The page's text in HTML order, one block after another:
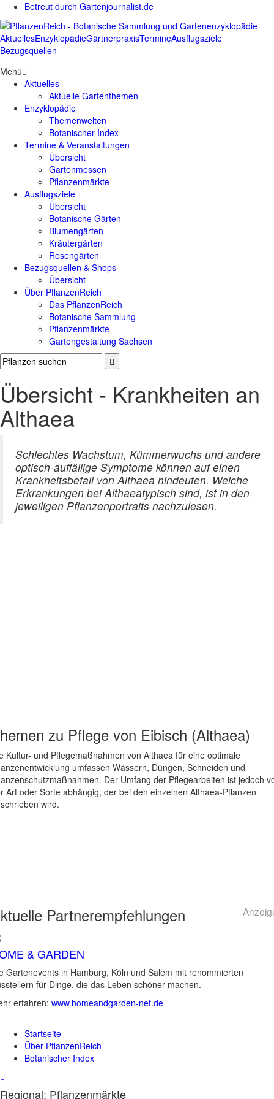
Betreut durch Gartenjournalist.de
AktuellesEnzyklopädieGärtnerpraxisTermineAusflugsziele
Bezugsquellen
Menü
Aktuelles
Aktuelle Gartenthemen
Enzyklopädie
Themenwelten
Botanischer Index
Termine & Veranstaltungen
Übersicht
Gartenmessen
Pflanzenmärkte
Ausflugsziele
Übersicht
Botanische Gärten
Blumengärten
Kräutergärten
Rosengärten
Bezugsquellen & Shops
Übersicht
Über PflanzenReich
Das PflanzenReich
Botanische Sammlung
Pflanzenmärkte
Gartengestaltung Sachsen
Übersicht - Krankheiten an
Althaea
Schlechtes Wachstum, Kümmerwuchs und andere
optisch-auffällige Symptome können auf einen
Krankheitsbefall von Althaea hindeuten. Welche
Erkrankungen bei Althaeatypisch sind, ist in den
jeweiligen Pflanzenportraits nachzulesen.
zu Pflege von Eibisch (Althaea)
Kultur- und Pflegemaßnahmen von Althaea für eine optimale
umfassen Wässern, Düngen, Schneiden und
Der Umfang der Pflegearbeiten ist jedoch
Art oder Sorte abhängig, der bei den einzelnen Althaea-Pflanzen
wird.
Partnerempfehlungen
& GARDEN
Gartenevents in Hamburg, Köln und Salem mit renommierten
für Dinge, die das Leben schöner machen.
erfahren: www.homeandgarden-net.de
Startseite
Über PflanzenReich
Botanischer Index
Regional: Pflanzenmärkte